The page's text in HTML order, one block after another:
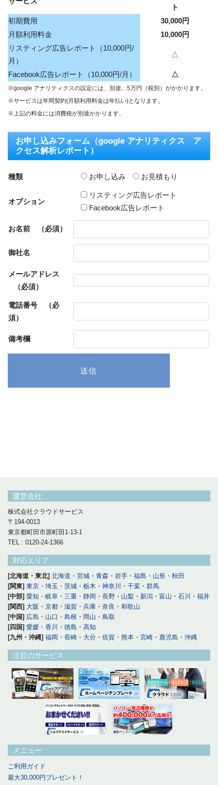
ト
初期費用
30,000円
月額利用料金
10,000円
リスティング広告レポート（10,000円/
月）
△
Facebook広告レポート（10,000円/月） △
※google アナリティクスの設定には、別途、5万円（税別）がかかります。
※サービスは年間契約(月額利用料金は年払い)となります。
※上記の料金には消費税が別途かかります。
お申し込みフォーム（google アナリティクス ア
クセス解析レポート）
種類 お申し込み お見積もり
オプション
リスティング広告レポート
Facebook広告レポート
お名前 （必須）
御社名
メールアドレス
（必須）
電話番号
（必
須）
備考欄
運営会社
株式会社クラウドサービス
〒194-0013
東京都町田市原町田1-13-1
TEL : 0120-24-1366
対応エリア
[北海道・東北] 北海道 ・宮城 ・青森 ・岩手 ・福島 ・ 山形 ・秋田
[関東] 東京 ・埼玉 ・茨城 ・栃木 ・神奈川 ・千葉 ・群馬
[中部] 愛知 ・岐阜 ・ 三重 ・静岡 ・長野 ・ 山梨 ・ 新潟 ・富山 ・石川 ・福井
[関西] 大阪 ・京都 ・滋賀 ・兵庫 ・奈良 ・和歌山
[中国] 広島 ・ 山口 ・島根 ・ 岡山 ・ 鳥取
[四国] 愛媛 ・香川 ・徳島 ・高知
[九州・沖縄] 福岡 ・長崎 ・ 大分 ・佐賀 ・熊本 ・宮崎 ・ 鹿児島 ・沖縄
注目のサービス
メニュー
ご利用ガイド
最大30,000円プレゼント！